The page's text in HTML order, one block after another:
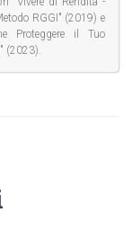
RGGI" (2019) e
Proteggere il Tuo
(2023).